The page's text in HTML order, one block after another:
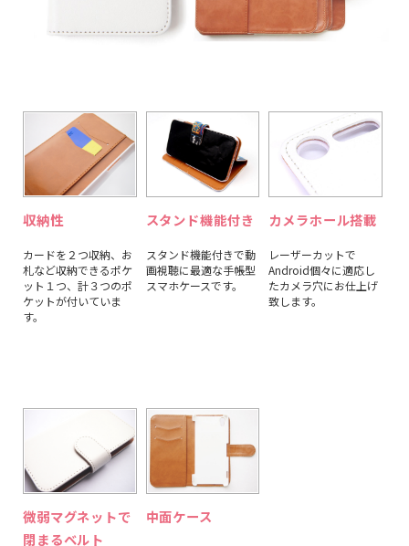
収納性
カードを２つ収納、お
札など収納できるポケ
ット１つ、計３つのポ
ケットが付いていま
す。
スタンド機能付き
スタンド機能付きで動
画視聴に最適な手帳型
スマホケースです。
カメラホール搭載
レーザーカットで
Android個々に適応し
たカメラ穴にお仕上げ
致します。
微弱マグネットで
閉まるベルト
中面ケース